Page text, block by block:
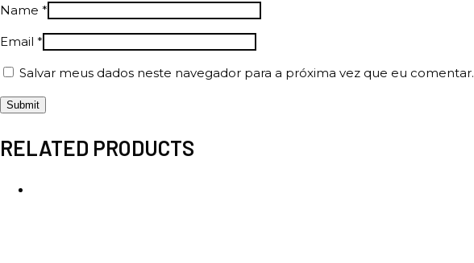
Name *
Email *
Salvar meus dados neste navegador para a próxima vez que eu comentar.
RELATED PRODUCTS